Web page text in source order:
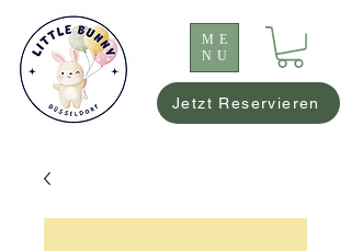
ME
NU
Jetzt Reservieren